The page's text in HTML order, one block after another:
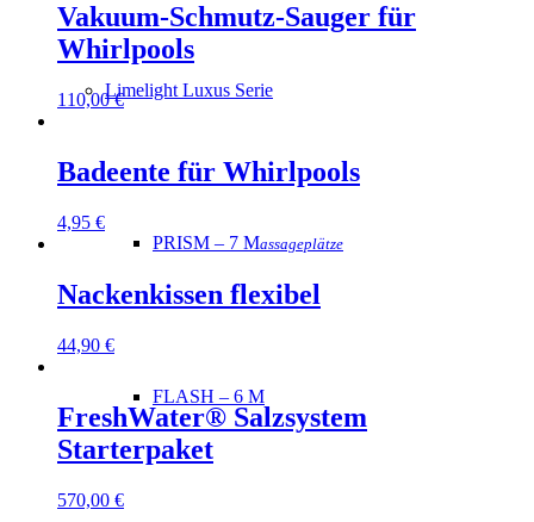
Limelight Luxus Serie
PRISM – 7 Massageplätze
FLASH – 6 M
Vakuum-Schmutz-Sauger für
Whirlpools
110,00€
Badeente für Whirlpools
4,95 €
Nackenkissen flexibel
44,90 €
FreshWater® Salzsystem
Starterpaket
570,00 €